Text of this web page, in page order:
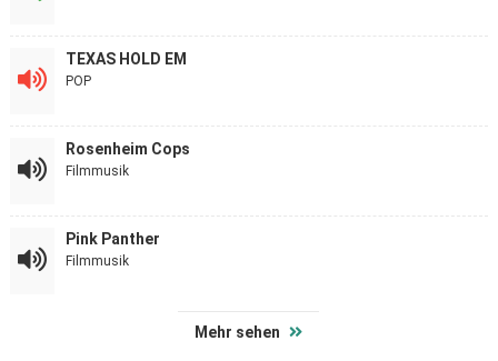
TEXAS HOLD EM
POP
Rosenheim Cops
Filmmusik
Pink Panther
Filmmusik
Mehr sehen